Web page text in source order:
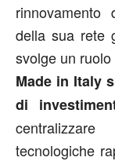
rinnovamento
della sua rete
svolge un
Made in Italy
di
tecnologiche